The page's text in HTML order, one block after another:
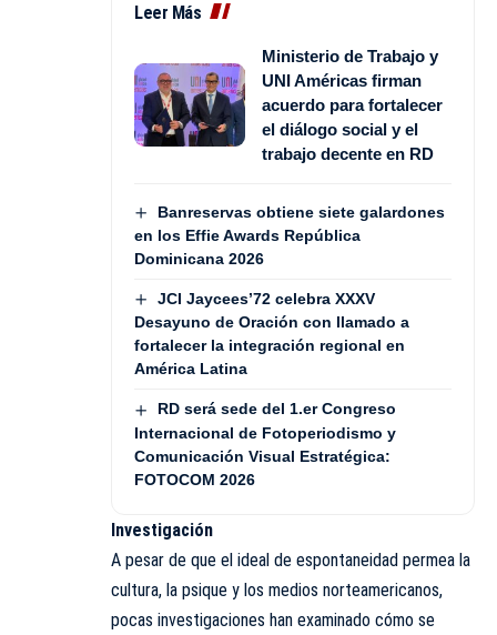
Leer Más
Ministerio de Trabajo y
UNI Américas firman
acuerdo para fortalecer
el diálogo social y el
trabajo decente en RD
Banreservas obtiene siete galardones
en los Effie Awards República
Dominicana 2026
JCI Jaycees’72 celebra XXXV
Desayuno de Oración con llamado a
fortalecer la integración regional en
América Latina
RD será sede del 1.er Congreso
Internacional de Fotoperiodismo y
Comunicación Visual Estratégica:
FOTOCOM 2026
Investigación
A pesar de que el ideal de espontaneidad permea la
cultura, la psique y los medios norteamericanos,
pocas investigaciones han examinado cómo se